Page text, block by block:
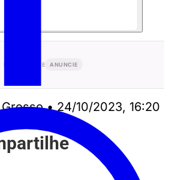
PUBLICIDADE ANUNCIE
• 24/10/2023, 16:20